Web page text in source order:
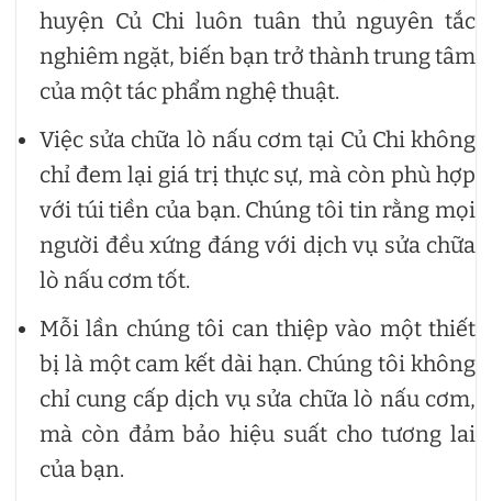
huyện Củ Chi luôn tuân thủ nguyên tắc
nghiêm ngặt, biến bạn trở thành trung tâm
của một tác phẩm nghệ thuật.
Việc sửa chữa lò nấu cơm tại Củ Chi không
chỉ đem lại giá trị thực sự, mà còn phù hợp
với túi tiền của bạn. Chúng tôi tin rằng mọi
người đều xứng đáng với dịch vụ sửa chữa
lò nấu cơm tốt.
Mỗi lần chúng tôi can thiệp vào một thiết
bị là một cam kết dài hạn. Chúng tôi không
chỉ cung cấp dịch vụ sửa chữa lò nấu cơm,
mà còn đảm bảo hiệu suất cho tương lai
của bạn.